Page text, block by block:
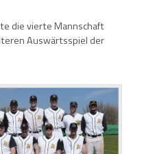
die vierte Mannschaft
Auswärtsspiel der